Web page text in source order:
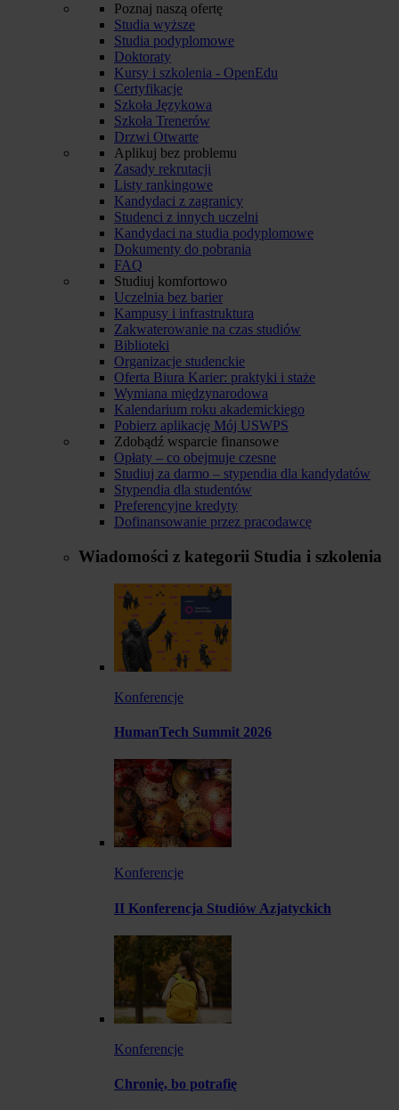
Poznaj naszą ofertę
Studia wyższe
Studia podyplomowe
Doktoraty
Kursy i szkolenia - OpenEdu
Certyfikacje
Szkoła Językowa
Szkoła Trenerów
Drzwi Otwarte
Aplikuj bez problemu
Zasady rekrutacji
Listy rankingowe
Kandydaci z zagranicy
Studenci z innych uczelni
Kandydaci na studia podyplomowe
Dokumenty do pobrania
FAQ
Studiuj komfortowo
Uczelnia bez barier
Kampusy i infrastruktura
Zakwaterowanie na czas studiów
Biblioteki
Organizacje studenckie
Oferta Biura Karier: praktyki i staże
Wymiana międzynarodowa
Kalendarium roku akademickiego
Pobierz aplikację Mój USWPS
Zdobądź wsparcie finansowe
Opłaty – co obejmuje czesne
Studiuj za darmo – stypendia dla kandydatów
Stypendia dla studentów
Preferencyjne kredyty
Dofinansowanie przez pracodawcę
Wiadomości z kategorii Studia i szkolenia
Konferencje
HumanTech Summit 2026
Konferencje
II Konferencja Studiów Azjatyckich
Konferencje
Chronię, bo potrafię